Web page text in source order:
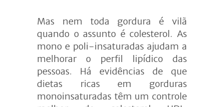
Mas nem toda gordura é vilã
quando o assunto é colesterol. As
mono e poli-insaturadas ajudam a
melhorar o perfil lipídico das
pessoas. Há evidências de que
dietas ricas em gorduras
monoinsaturadas têm um controle